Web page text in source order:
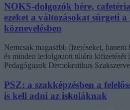
NOKS-dolgozók bére,
ezeket a változásokat sürgeti a
köznevelésben
Nemcsak magasabb fizetéseket,
és minden ledolgozott túlóra kifizetését
Pedagógusok Demokratikus
PSZ: a szakképzésben a
is kell adni az iskoláknak